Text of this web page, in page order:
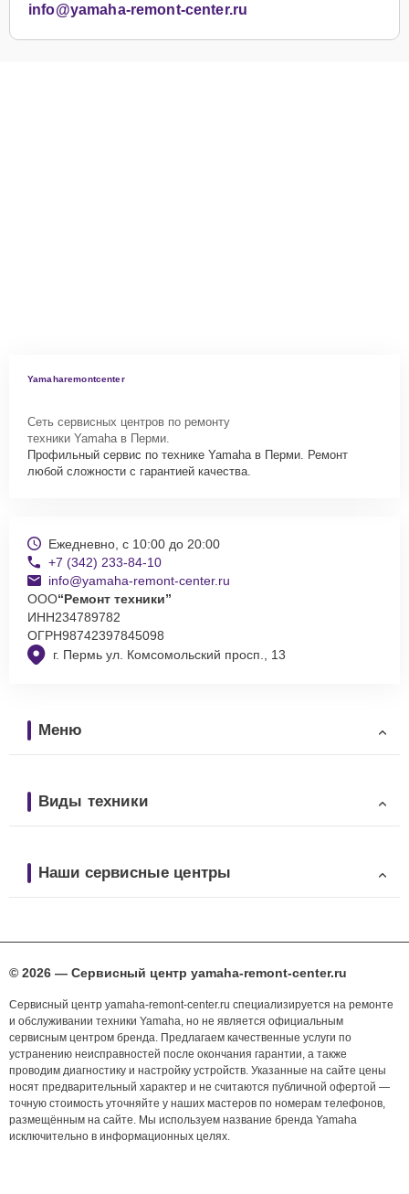
info@yamaha-remont-center.ru
Yamaharemontcenter
Сеть сервисных центров по ремонту
техники Yamaha в Перми.
Профильный сервис по технике Yamaha в Перми. Ремонт
любой сложности с гарантией качества.
г. Пермь ул. Комсомольский просп., 13
Ежедневно, с 10:00 до 20:00
+7 (342) 233-84-10
info@yamaha-remont-center.ru
ООО“Ремонт техники”
ИНН234789782
ОГРН98742397845098
Меню
Виды техники
Наши сервисные центры
© 2026 — Сервисный центр yamaha-remont-center.ru
Сервисный центр yamaha-remont-center.ru специализируется на ремонте
и обслуживании техники Yamaha, но не является официальным
сервисным центром бренда. Предлагаем качественные услуги по
устранению неисправностей после окончания гарантии, а также
проводим диагностику и настройку устройств. Указанные на сайте цены
носят предварительный характер и не считаются публичной офертой —
точную стоимость уточняйте у наших мастеров по номерам телефонов,
размещённым на сайте. Мы используем название бренда Yamaha
исключительно в информационных целях.